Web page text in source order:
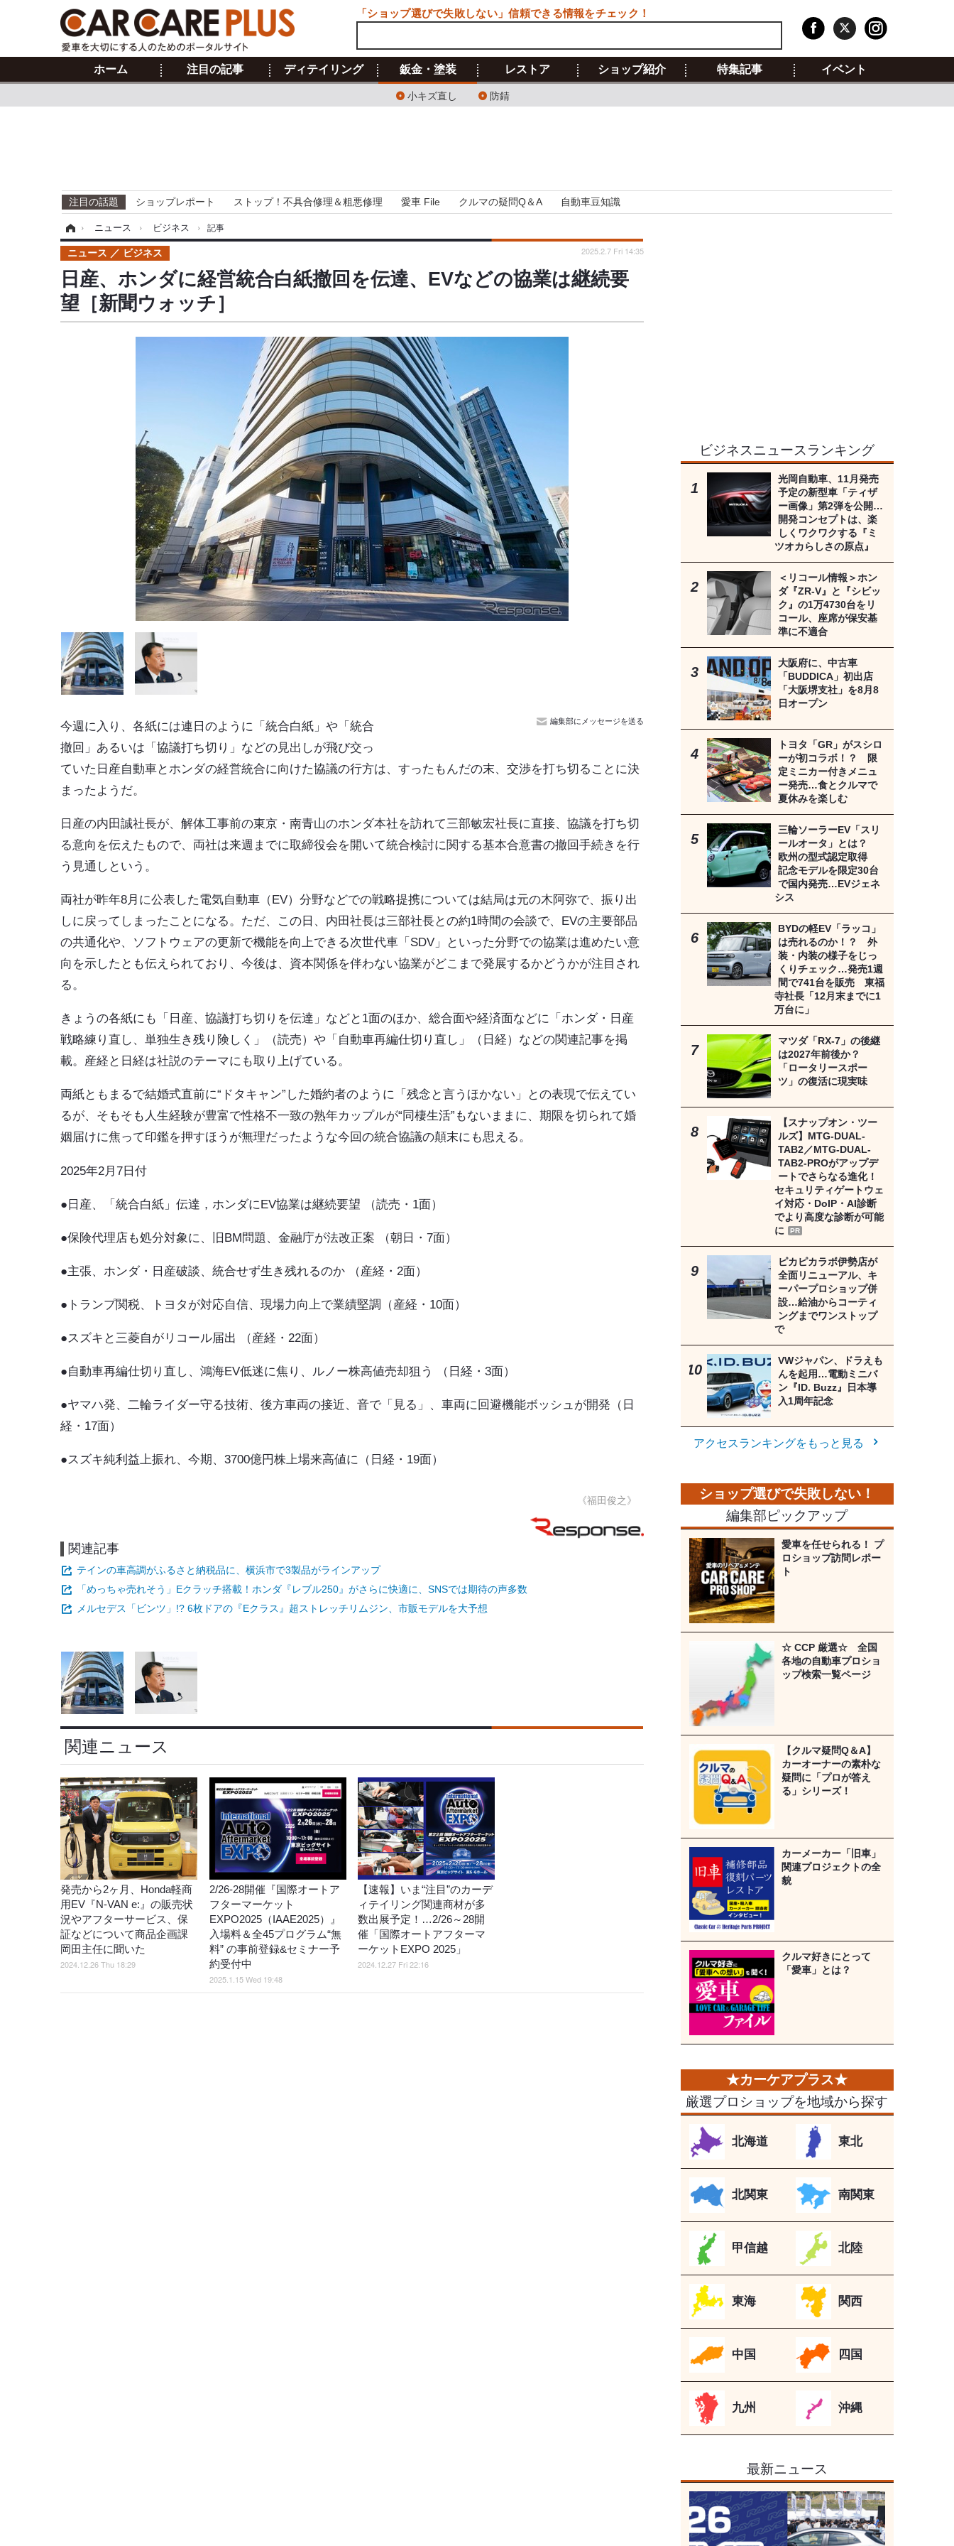
ホーム 注目の記事 ディテイリング 鈑金・塗装
小キズ直し 防錆
レストア ショップ紹介 特集記事 イベント
注目の話題 ショップレポート ストップ！不具合修理＆粗悪修理 愛車 File クルマの疑問Q＆A 自動車豆知識
› ニュース › ビジネス › 記事
日産、ホンダに経営統合白紙撤回を伝達、EVなどの協業は継続要
望［新聞ウォッチ］
ニュース ビジネス 2025.2.7 Fri 14:35
編集部にメッセージを送る
今週に入り、各紙には連日のように「統合白紙」や「統合
撤回」あるいは「協議打ち切り」などの見出しが飛び交っ
ていた日産自動車とホンダの経営統合に向けた協議の行方は、すったもんだの末、交渉を打ち切ることに決
まったようだ。
日産の内田誠社長が、解体工事前の東京・南青山のホンダ本社を訪れて三部敏宏社長に直接、協議を打ち切
る意向を伝えたもので、両社は来週までに取締役会を開いて統合検討に関する基本合意書の撤回手続きを行
う見通しという。
両社が昨年8月に公表した電気自動車（EV）分野などでの戦略提携については結局は元の木阿弥で、振り出
しに戻ってしまったことになる。ただ、この日、内田社長は三部社長との約1時間の会談で、EVの主要部品
の共通化や、ソフトウェアの更新で機能を向上できる次世代車「SDV」といった分野での協業は進めたい意
向を示したとも伝えられており、今後は、資本関係を伴わない協業がどこまで発展するかどうかが注目され
る。
きょうの各紙にも「日産、協議打ち切りを伝達」などと1面のほか、総合面や経済面などに「ホンダ・日産
戦略練り直し、単独生き残り険しく」（読売）や「自動車再編仕切り直し」（日経）などの関連記事を掲
載。産経と日経は社説のテーマにも取り上げている。
両紙ともまるで結婚式直前に“ドタキャン”した婚約者のように「残念と言うほかない」との表現で伝えてい
るが、そもそも人生経験が豊富で性格不一致の熟年カップルが“同棲生活”もないままに、期限を切られて婚
姻届けに焦って印鑑を押すほうが無理だったような今回の統合協議の顛末にも思える。
2025年2月7日付
●日産、「統合白紙」伝達，ホンダにEV協業は継続要望 （読売・1面）
●保険代理店も処分対象に、旧BM問題、金融庁が法改正案 （朝日・7面）
●主張、ホンダ・日産破談、統合せず生き残れるのか （産経・2面）
●トランプ関税、トヨタが対応自信、現場力向上で業績堅調（産経・10面）
●スズキと三菱自がリコール届出 （産経・22面）
●自動車再編仕切り直し、鴻海EV低迷に焦り、ルノー株高値売却狙う （日経・3面）
●ヤマハ発、二輪ライダー守る技術、後方車両の接近、音で「見る」、車両に回避機能ボッシュが開発（日
経・17面）
●スズキ純利益上振れ、今期、3700億円株上場来高値に（日経・19面）
《福田俊之》
関連記事
テインの車高調がふるさと納税品に、横浜市で3製品がラインアップ
「めっちゃ売れそう」Eクラッチ搭載！ホンダ『レブル250』がさらに快適に、SNSでは期待の声多数
メルセデス「ビンツ」!? 6枚ドアの『Eクラス』超ストレッチリムジン、市販モデルを大予想
関連ニュース
発売から2ヶ月、Honda軽商
用EV『N-VAN e:』の販売状
況やアフターサービス、保
証などについて商品企画課
岡田主任に聞いた
2024.12.26 Thu 18:29
2/26-28開催『国際オートア
フターマーケット
EXPO2025（IAAE2025）』
入場料＆全45プログラム“無
料” の事前登録&セミナー予
約受付中
2025.1.15 Wed 19:48
【速報】いま“注目”のカーデ
ィテイリング関連商材が多
数出展予定！…2/26～28開
催「国際オートアフターマ
ーケットEXPO 2025」
2024.12.27 Fri 22:16
ビジネスニュースランキング
光岡自動車、11月発売
予定の新型車「ティザ
ー画像」第2弾を公開…
開発コンセプトは、楽
しくワクワクする『ミ
ツオカらしさの原点』
＜リコール情報＞ホン
ダ『ZR-V』と『シビッ
ク』の1万4730台をリ
コール、座席が保安基
準に不適合
大阪府に、中古車
「BUDDICA」初出店
「大阪堺支社」を8月8
日オープン
トヨタ「GR」がスシロ
ーが初コラボ！？ 限
定ミニカー付きメニュ
ー発売…食とクルマで
夏休みを楽しむ
三輪ソーラーEV「スリ
ールオータ」とは？
欧州の型式認定取得
記念モデルを限定30台
で国内発売…EVジェネ
シス
BYDの軽EV「ラッコ」
は売れるのか！？ 外
装・内装の様子をじっ
くりチェック…発売1週
間で741台を販売 東福
寺社長「12月末までに1
万台に」
マツダ「RX-7」の後継
は2027年前後か？
「ロータリースポー
ツ」の復活に現実味
【スナップオン・ツー
ルズ】MTG-DUAL-
TAB2／MTG-DUAL-
TAB2-PROがアップデ
ートでさらなる進化！
セキュリティゲートウェ
イ対応・DoIP・AI診断
でより高度な診断が可能
に
PR
ピカピカラボ伊勢店が
全面リニューアル、キ
ーパープロショップ併
設…給油からコーティ
ングまでワンストップ
で
VWジャパン、ドラえも
んを起用…電動ミニバ
ン『ID. Buzz』日本導
入1周年記念
アクセスランキングをもっと見る
編集部ピックアップ
愛車を任せられる！ プ
ロショップ訪問レポー
ト
☆ CCP 厳選☆ 全国
各地の自動車プロショ
ップ検索一覧ページ
【クルマ疑問Q＆A】
カーオーナーの素朴な
疑問に「プロが答え
る」シリーズ！
カーメーカー「旧車」
関連プロジェクトの全
貌
クルマ好きにとって
「愛車」とは？
厳選プロショップを地域から探す
北海道 東北
北関東 南関東
甲信越 北陸
東海 関西
中国 四国
九州 沖縄
最新ニュース
「ショップ選びで失敗しない」信頼できる情報をチェック！